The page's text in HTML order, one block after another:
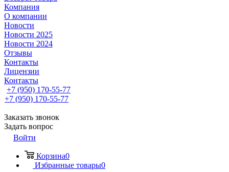
Компания
О компании
Новости
Новости 2025
Новости 2024
Отзывы
Контакты
Лицензии
Контакты
+7 (950) 170-55-77
+7 (950) 170-55-77
Заказать звонок
Задать вопрос
Войти
Корзина0
Избранные товары0